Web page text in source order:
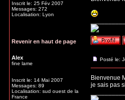
Inscrit le: 25 Fév 2007
Messages: 272
Localisation: Lyon
Revenir en haut de page
Alex
fine lame
Inscrit le: 14 Mai 2007
Messages: 89
Localisation: sud ouest de la
France
Posté le:
Bienvenue
je sais pas